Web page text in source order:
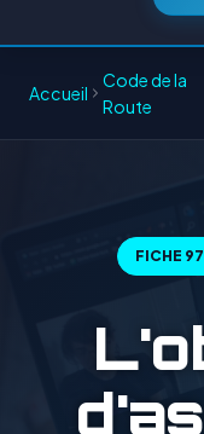
Accueil
Code de la
Route
FICHE